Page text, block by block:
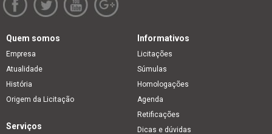
Quem somos
Empresa
Atualidade
História
Origem da Licitação
Informativos
Licitações
Súmulas
Homologações
Agenda
Retificações
Dicas e dúvidas
Serviços